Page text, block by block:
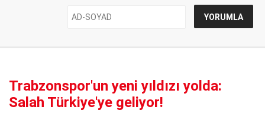
Trabzonspor'un yeni yıldızı yolda:
Salah Türkiye'ye geliyor!